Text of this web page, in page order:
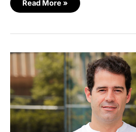
Read More »
Inter
anuncia
nova
versão
do
Super
App
com
integração
de
produtos